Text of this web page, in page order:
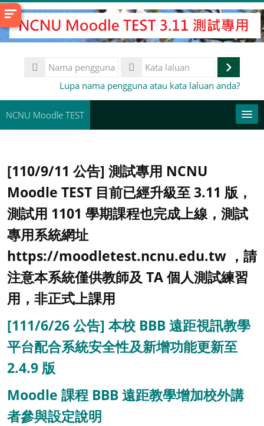
Langkau
ke
kandungan
Nama
pengguna
Log
Lupa nama pengguna atau kata laluan anda?
NCNU Moodle TEST
Bahasa Melayu ‎(ms)‎
Cari
kursus
[110/9/11 公告] 測試專用 NCNU
Moodle TEST 目前已經升級至 3.11 版，
測試用 1101 學期課程也完成上線，測試
專用系統網址
https://moodletest.ncnu.edu.tw ，請
注意本系統僅供教師及 TA 個人測試練習
用，非正式上課用
[111/6/26 公告] 本校 BBB 遠距視訊教學
平台配合系統安全性及新增功能更新至
2.4.9 版
Moodle 課程 BBB 遠距教學增加校外講
者參與設定說明